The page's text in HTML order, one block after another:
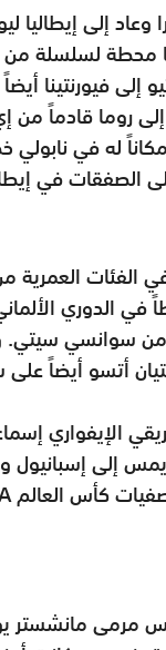
وعاد إلى إيطاليا
محطة لسلسلة
إلى فيورنتينا
روما قادماً
له في نابولي
الصفقات في
العمرية
في الدوري
من سوانسي سيتي.
أتسو أيضاً على
الإيفواري
إلى
مرمى مانشستر